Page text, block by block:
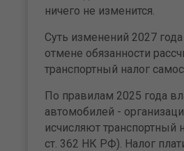
ничего не изменится.
Суть изменений 2027 года
отмене обязанности
транспортный налог
По правилам 2025 года
автомобилей -
исчисляют транспортный
ст. 362 НК РФ). Налог